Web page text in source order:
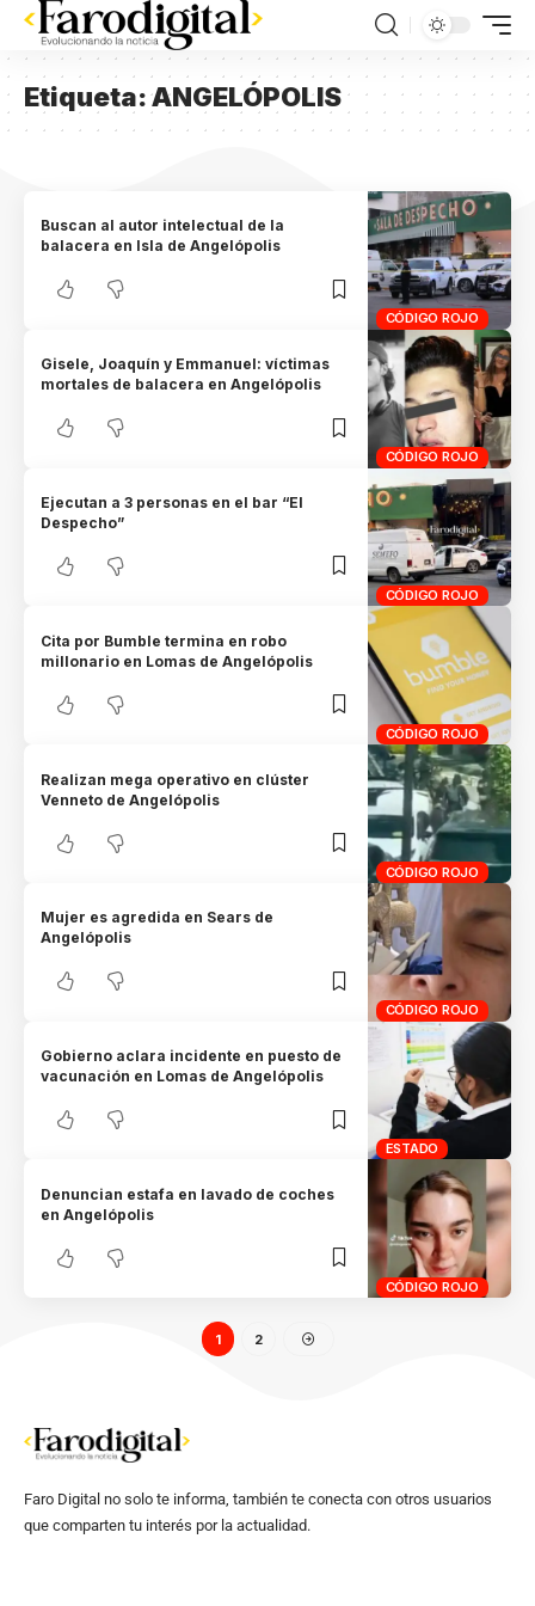
Etiqueta:ANGELÓPOLIS
CÓDIGO ROJO
Buscan al autor intelectual de la
balacera en Isla de Angelópolis
CÓDIGO ROJO
Gisele, Joaquín y Emmanuel: víctimas
mortales de balacera en Angelópolis
CÓDIGO ROJO
Ejecutan a 3 personas en el bar “El
Despecho”
CÓDIGO ROJO
Cita por Bumble termina en robo
millonario en Lomas de Angelópolis
CÓDIGO ROJO
Realizan mega operativo en clúster
Venneto de Angelópolis
CÓDIGO ROJO
Mujer es agredida en Sears de
Angelópolis
ESTADO
Gobierno aclara incidente en puesto de
vacunación en Lomas de Angelópolis
CÓDIGO ROJO
Denuncian estafa en lavado de coches
en Angelópolis
1 2
Faro Digital no solo te informa, también te conecta con otros usuarios
que comparten tu interés por la actualidad.